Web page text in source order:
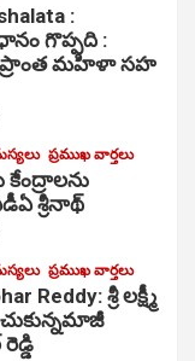
:
గొప్పది :
ప్రాంత మహిళా సహ
ప్రముఖ వార్తలు
కేంద్రాల‌ను
శ్రీనాథ్
ప్రముఖ వార్తలు
Reddy: శ్రీ లక్ష్మీ